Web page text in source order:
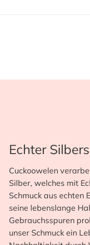
Echter
Cuckoowelen
Silber, welches mit
Schmuck aus echten
seine lebenslange
Gebrauchsspuren
unser Schmuck ein